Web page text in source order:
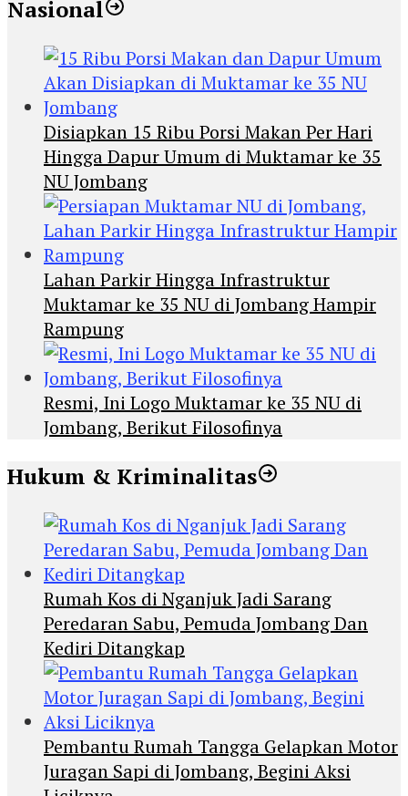
Nasional
Disiapkan 15 Ribu Porsi Makan Per Hari
Hingga Dapur Umum di Muktamar ke 35
NU Jombang
Lahan Parkir Hingga Infrastruktur
Muktamar ke 35 NU di Jombang Hampir
Rampung
Resmi, Ini Logo Muktamar ke 35 NU di
Jombang, Berikut Filosofinya
Hukum & Kriminalitas
Rumah Kos di Nganjuk Jadi Sarang
Peredaran Sabu, Pemuda Jombang Dan
Kediri Ditangkap
Pembantu Rumah Tangga Gelapkan Motor
Juragan Sapi di Jombang, Begini Aksi